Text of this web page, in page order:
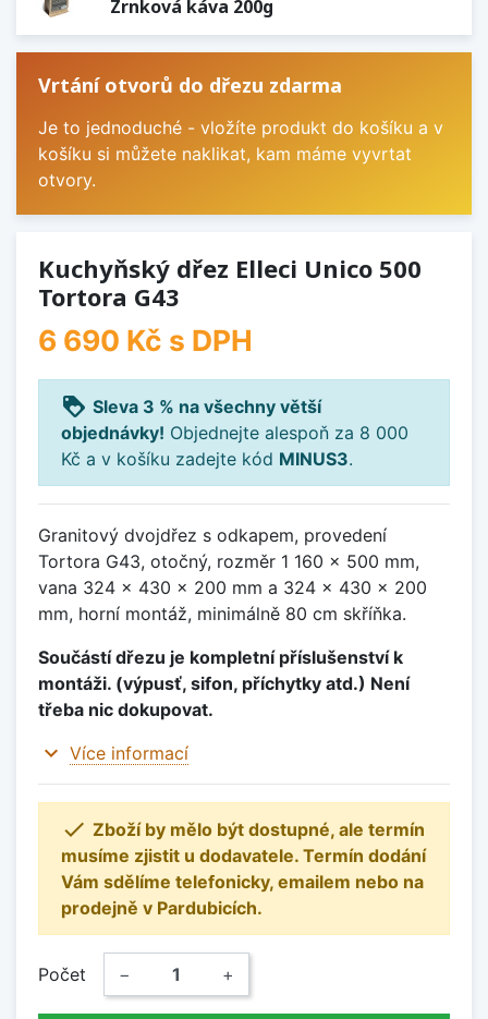
Zrnková káva 200g
Vrtání otvorů do dřezu zdarma
Je to jednoduché - vložíte produkt do košíku a v
košíku si můžete naklikat, kam máme vyvrtat
otvory.
Kuchyňský dřez Elleci Unico 500
Tortora G43
6 690 Kč s DPH
loyalty Sleva 3 % na všechny větší
objednávky! Objednejte alespoň za 8 000
Kč a v košíku zadejte kód MINUS3.
Granitový dvojdřez s odkapem, provedení
Tortora G43, otočný, rozměr 1 160 x 500 mm,
vana 324 x 430 x 200 mm a 324 x 430 x 200
mm, horní montáž, minimálně 80 cm skříňka.
Součástí dřezu je kompletní příslušenství k
montáži. (výpusť, sifon, příchytky atd.) Není
třeba nic dokupovat.
expand_more Více informací
 Zboží by mělo být dostupné, ale termín
musíme zjistit u dodavatele. Termín dodání
Vám sdělíme telefonicky, emailem nebo na
prodejně v Pardubicích.
Počet − +